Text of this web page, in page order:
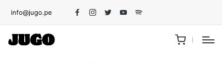
info@jugo.pe
FacebookInstagram
TwitterYoutubeSpotify